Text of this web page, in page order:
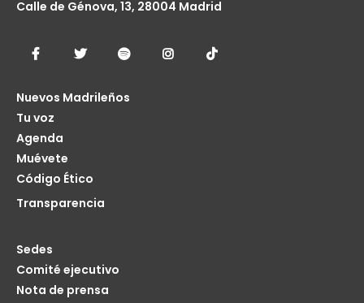
Calle de Génova, 13, 28004 Madrid
Nuevos Madrileños
Tu voz
Agenda
Muévete
Código Ético
Transparencia
Sedes
Comité ejecutivo
Nota de prensa